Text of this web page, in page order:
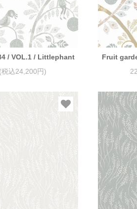
/ VOL.1 / Littlephant
込24,200円)
Fruit